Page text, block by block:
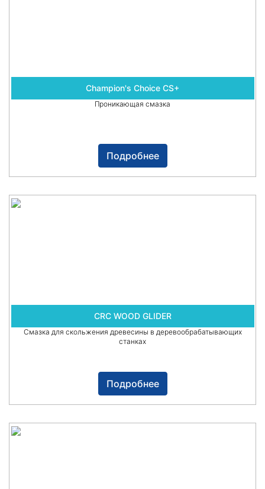
Champion's Choice CS+
Проникающая смазка
Подробнее
CRC WOOD GLIDER
Смазка для скольжения древесины в деревообрабатывающих
станках
Подробнее